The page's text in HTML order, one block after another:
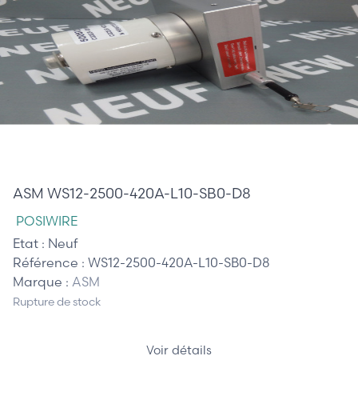
ASM WS12-2500-420A-L10-SB0-D8
POSIWIRE
Etat : Neuf
Référence : WS12-2500-420A-L10-SB0-D8
Marque : ASM
Rupture de stock
Voir détails